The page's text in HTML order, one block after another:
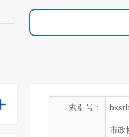
索引号：
市政